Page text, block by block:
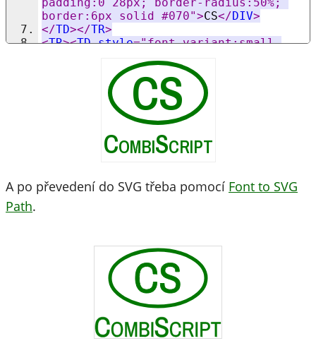
border:6px solid #070">CS</DIV>
</TD></TR>
<TR><TD style="font-variant:small-
size:36px; padding-top:3px;
color:#070">
CombiScript
></ TABLE>
CS
CombiScript
A po převedení do SVG třeba pomocí Font to SVG
Path.